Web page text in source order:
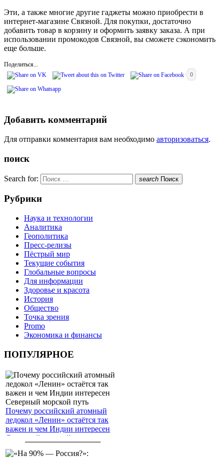
Эти, а также многие другие гаджеты можно приобрести в
интернет-магазине Связной. Для покупки, достаточно
добавить товар в корзину и оформить заявку заказа. А при
использовании промокодов Связной, вы сможете сэкономить
еще больше.
Поделиться...
0
Добавить комментарий
Для отправки комментария вам необходимо авторизоваться.
поиск
Search for: search Поиск
Рубрики
Наука и технологии
Аналитика
Геополитика
Пресс-релизы
Пёстрый мир
Текущие события
Глобальные вопросы
Для информации
Здоровье и красота
История
Общество
Точка зрения
Promo
Экономика и финансы
ПОПУЛЯРНОЕ
Почему российский атомный
ледокол «Ленин» остаётся так
важен и чем Индии интересен
Северный морской путь